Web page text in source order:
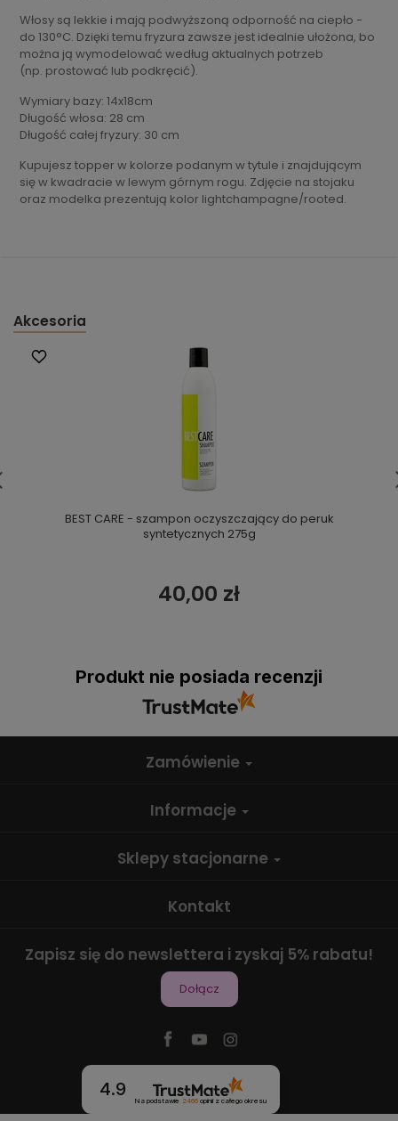
Włosy są lekkie i mają podwyższoną odporność na ciepło -
do 130°C. Dzięki temu fryzura zawsze jest idealnie ułożona, bo
można ją wymodelować według aktualnych potrzeb
(np. prostować lub podkręcić).
Wymiary bazy: 14x18cm
Długość włosa: 28 cm
Długość całej fryzury: 30 cm
Kupujesz topper w kolorze podanym w tytule i znajdującym
się w kwadracie w lewym górnym rogu. Zdjęcie na stojaku
oraz modelka prezentują kolor lightchampagne/rooted.
Akcesoria
BEST CARE - szampon oczyszczający do peruk
syntetycznych 275g
40,00 zł
Produkt nie posiada recenzji
Zamówienie
Informacje
Sklepy stacjonarne
Kontakt
Zapisz się do newslettera i zyskaj 5% rabatu!
Dołącz
4.9
Na podstawie 2466opinii z całego okresu